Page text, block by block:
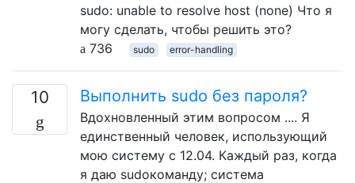
sudo: unable to resolve host (none) Что я
могу сделать, чтобы решить это?
736
sudo error-handling
10 Выполнить sudo без пароля?
Вдохновленный этим вопросом .... Я
единственный человек, использующий
мою систему с 12.04. Каждый раз, когда
я даю sudoкоманду; система